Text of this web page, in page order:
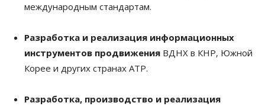
международным стандартам.
Разработка и реализация информационных
инструментов продвижения ВДНХ в КНР, Южной
Корее и других странах АТР.
Разработка, производство и реализация